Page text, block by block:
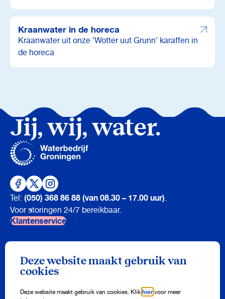
Deze website maakt gebruik van
cookies
Deze website maakt gebruik van cookies. Klik hier voor meer
Kraanwater in de horeca
Kraanwater uit onze 'Wotter uut Grunn' karaffen in
de horeca
Jij, wij, water.
Tel: (050) 368 86 88 (van 08.30 – 17.00 uur).
Voor storingen 24/7 bereikbaar.
Klantenservice
Nieuwsbrief
Meld je aan en ontvang drie keer per jaar onze nieuwsbrief vol
watertips!